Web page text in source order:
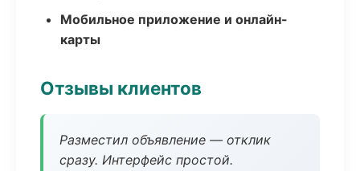
Мобильное приложение и онлайн-
карты
Отзывы клиентов
Разместил объявление — отклик
сразу. Интерфейс простой.